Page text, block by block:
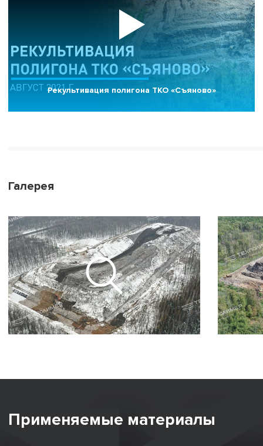
Рекультивация полигона ТКО «Съяново»
Галерея
Применяемые материалы